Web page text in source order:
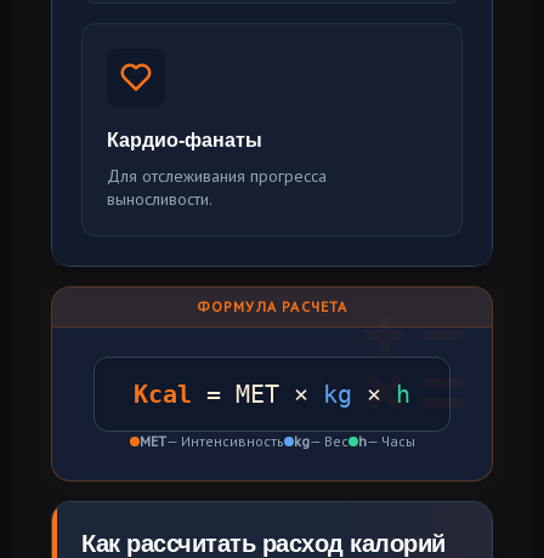
Кардио-фанаты
Для отслеживания прогресса
выносливости.
ФОРМУЛА РАСЧЕТА
Kcal = MET × kg × h
MET— Интенсивность kg— Вес h— Часы
Как рассчитать расход калорий